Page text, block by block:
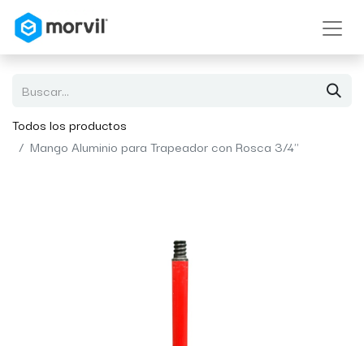
Todos los productos
Mango Aluminio para Trapeador con Rosca 3/4''